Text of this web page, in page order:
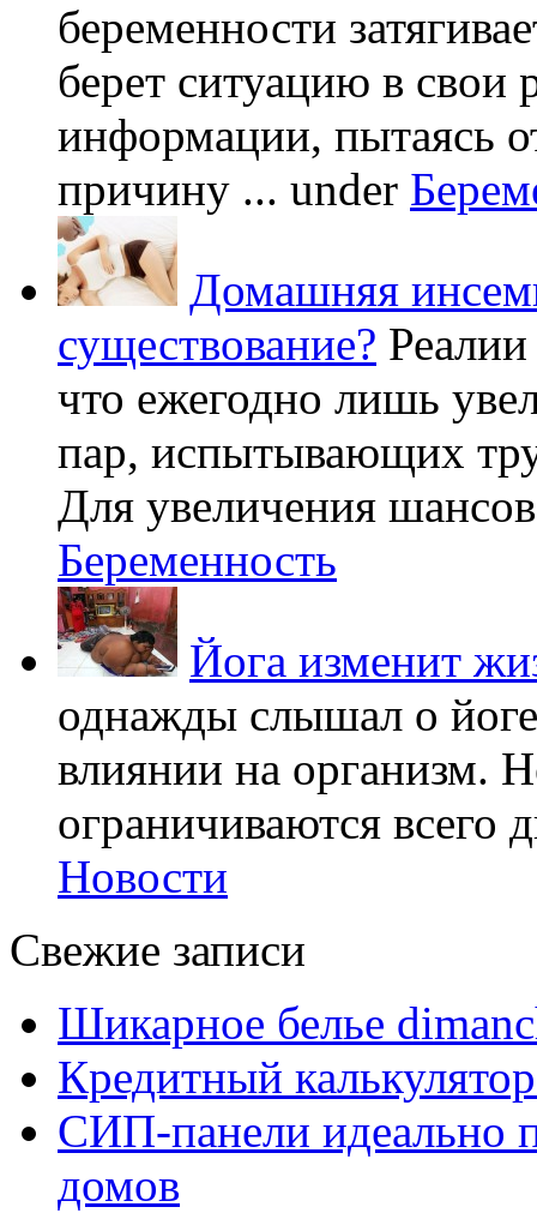
беременности
берет ситуацию в свои
информации, пытаясь
причину ... under
Домашняя
существование?
что ежегодно лишь
пар, испытывающих
Для увеличения
Беременность
Йога изменит
однажды слышал о
влиянии на организм.
ограничиваются всего
Новости
Свежие записи
Шикарное белье
Кредитный
СИП-панели идеально
домов